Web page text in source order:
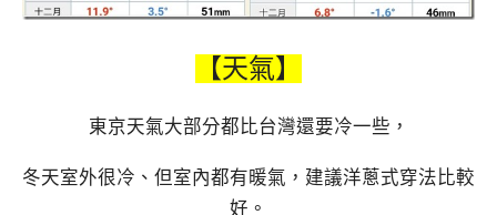
【天氣】
東京天氣大部分都比台灣還要冷一些，
冬天室外很冷、但室內都有暖氣，建議洋蔥式穿法比較
好。